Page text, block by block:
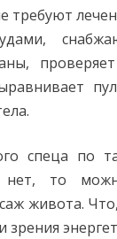
требуют
спеца по
то
живота.
зрения